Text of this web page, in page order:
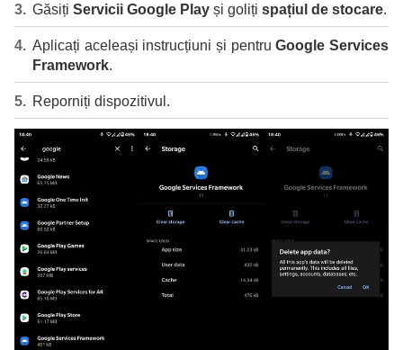
Găsiți Servicii Google Play și goliți spațiul de stocare.
Aplicați aceleași instrucțiuni și pentruGoogle Services
Framework.
Reporniți dispozitivul.